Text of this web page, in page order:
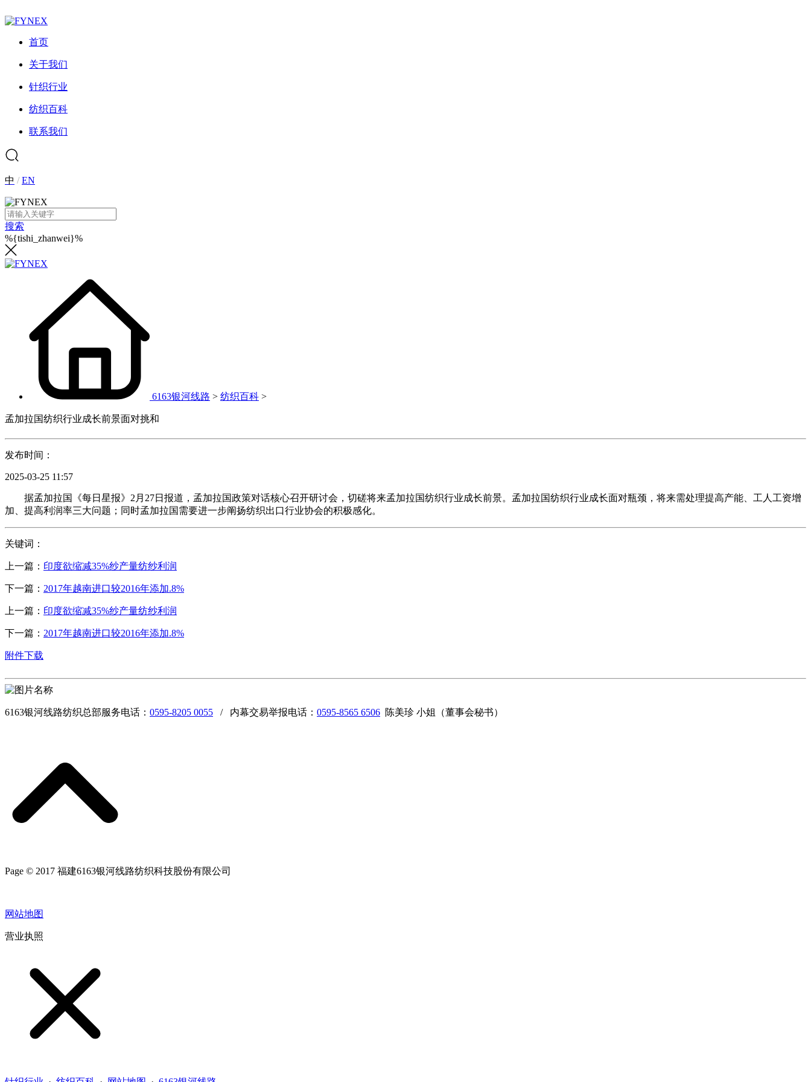
首页
关于我们
针织行业
纺织百科
联系我们
中 /EN
搜索
%{tishi_zhanwei}%
6163银河线路 > 纺织百科 >
孟加拉国纺织行业成长前景面对挑和
发布时间：
2025-03-25 11:57
据孟加拉国《每日星报》2月27日报道，孟加拉国政策对话核心召开研讨会，切磋将来孟加拉国纺织行业成长前景。孟加拉国纺织行业成长面对瓶颈，将来需处理提高产能、工人工资增
加、提高利润率三大问题；同时孟加拉国需要进一步阐扬纺织出口行业协会的积极感化。
关键词：
上一篇： 印度欲缩减35%纱产量纺纱利润
下一篇： 2017年越南进口较2016年添加.8%
上一篇： 印度欲缩减35%纱产量纺纱利润
下一篇： 2017年越南进口较2016年添加.8%
附件下载
6163银河线路纺织总部服务电话： 0595-8205 0055 / 内幕交易举报电话： 0595-8565 6506 陈美珍 小姐（董事会秘书）
Page © 2017 福建6163银河线路纺织科技股份有限公司
网站地图
营业执照